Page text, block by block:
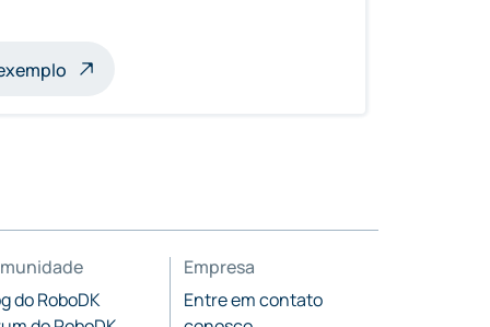
do RoboDK
Empresa
Entre em contato